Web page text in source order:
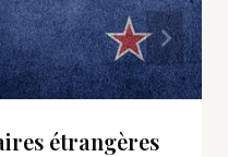
étrangères